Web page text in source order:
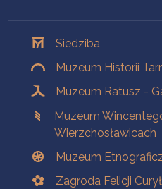
Siedziba
Muzeum Historii
Muzeum Ratusz -
Muzeum
Wierzchosławicach
Muzeum
Zagroda Felicji